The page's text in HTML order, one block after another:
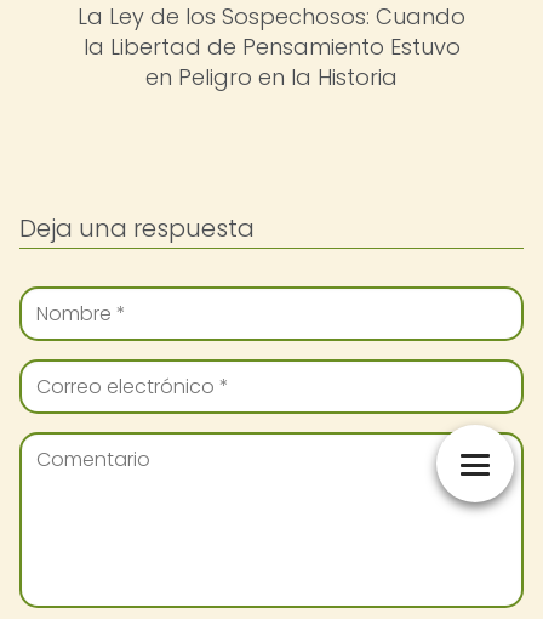
La Ley de los Sospechosos: Cuando
la Libertad de Pensamiento Estuvo
en Peligro en la Historia
Deja una respuesta